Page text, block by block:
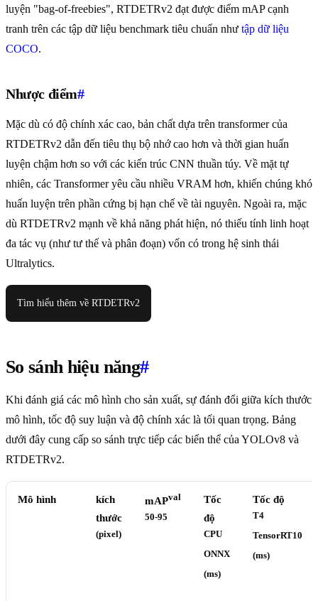
luyện "bag-of-freebies", RTDETRv2 đạt được điểm mAP cạnh
tranh trên các tập dữ liệu benchmark tiêu chuẩn như tập dữ liệu
COCO.
Nhược điểm#
Mặc dù có độ chính xác cao, bản chất dựa trên transformer của
RTDETRv2 dẫn đến tiêu thụ bộ nhớ cao hơn và thời gian huấn
luyện chậm hơn so với các kiến trúc CNN thuần túy. Về mặt tự
nhiên, các Transformer yêu cầu nhiều VRAM hơn, khiến chúng khó
huấn luyện trên phần cứng bị hạn chế về tài nguyên. Ngoài ra, mặc
dù RTDETRv2 mạnh về khả năng phát hiện, nó thiếu tính linh hoạt
đa tác vụ (như tư thế và phân đoạn) vốn có trong hệ sinh thái
Ultralytics.
Tìm hiểu thêm về RTDETRv2
So sánh hiệu năng#
Khi đánh giá các mô hình cho sản xuất, sự đánh đổi giữa kích thước
mô hình, tốc độ suy luận và độ chính xác là tối quan trọng. Bảng
dưới đây cung cấp so sánh trực tiếp các biến thể của YOLOv8 và
RTDETRv2.
Mô hình
kích
thước
(pixel)
mAPval
50-95
Tốc
độ
CPU
ONNX
(ms)
Tốc độ
T4
TensorRT10
(ms)